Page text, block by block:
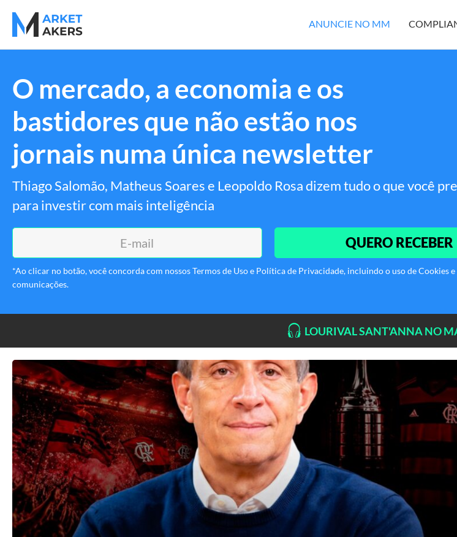
ANUNCIE NO MM
O mercado, a economia e os
bastidores que não estão nos
jornais numa única newsletter
Thiago Salomão, Matheus Soares e Leopoldo Rosa dizem tudo o que você
para investir com mais inteligência
QUERO RECEBER
*Ao clicar no botão, você concorda com nossos Termos de Uso e Política de Privacidade, incluindo o uso de Cookies
comunicações.
LOURIVAL SANT'ANNA NO